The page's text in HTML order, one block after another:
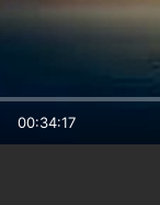
00:34:17